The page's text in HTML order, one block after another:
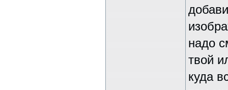
надо
твой
куда